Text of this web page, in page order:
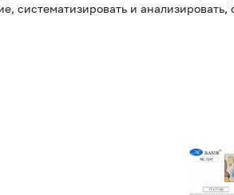
систематизировать и анализировать,